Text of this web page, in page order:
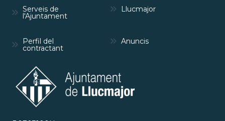
Serveis de
l'Ajuntament
Llucmajor
Perfil del
contractant
Anuncis